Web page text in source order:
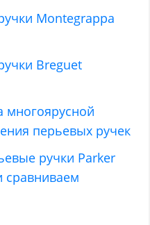
Montegrappa
Breguet
многоярусной
перьевых ручек
ручки Parker
сравниваем